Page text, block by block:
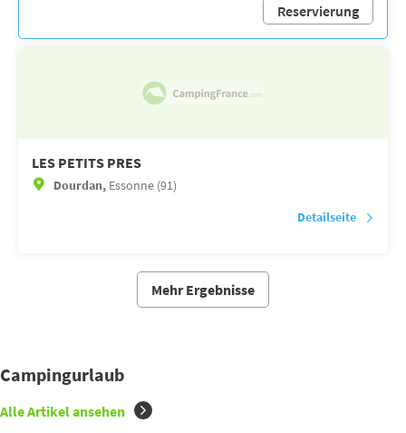
Reservierung
LES PETITS PRES
Dourdan, Essonne (91)
Detailseite
Mehr Ergebnisse
Campingurlaub
Alle Artikel ansehen